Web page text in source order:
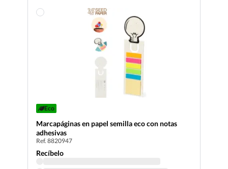
Eco
Marcapáginas en papel semilla eco con notas
adhesivas
Ref. 8820947
Recíbelo